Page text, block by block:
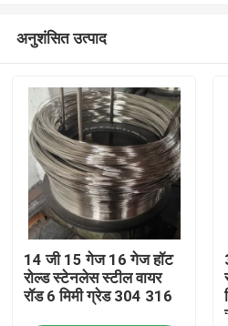
अनुशंसित उत्पाद
14 जी 15 गेज 16 गेज हॉट
रोल्ड स्टेनलेस स्टील वायर
रॉड 6 मिमी ग्रेड 304 316